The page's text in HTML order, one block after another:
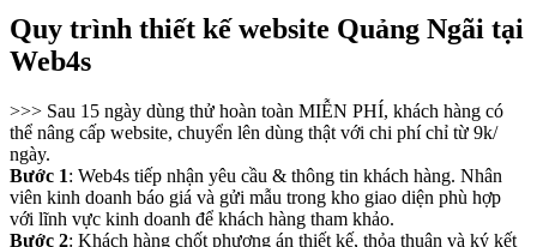
Quy trình thiết kế website Quảng Ngãi tại
Web4s
>>> Sau 15 ngày dùng thử hoàn toàn MIỄN PHÍ, khách hàng có
thể nâng cấp website, chuyển lên dùng thật với chi phí chỉ từ 9k/
ngày.
Bước 1: Web4s tiếp nhận yêu cầu & thông tin khách hàng. Nhân
viên kinh doanh báo giá và gửi mẫu trong kho giao diện phù hợp
với lĩnh vực kinh doanh để khách hàng tham khảo.
Bước 2: Khách hàng chốt phương án thiết kế, thỏa thuận và ký kết